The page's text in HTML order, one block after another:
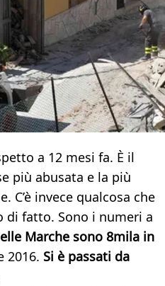
a 12 mesi fa. È il
più abusata e la più
C’è invece qualcosa che
di fatto. Sono i numeri a
Marche sono 8mila in
2016. Si è passati da